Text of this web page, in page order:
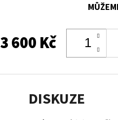
3 600 Kč
DISKUZE